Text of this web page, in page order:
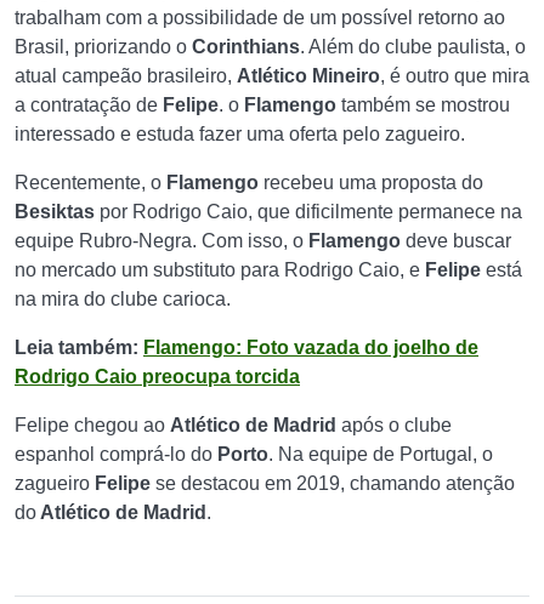
trabalham com a possibilidade de um possível retorno ao
Brasil, priorizando o Corinthians. Além do clube paulista, o
atual campeão brasileiro, Atlético Mineiro, é outro que mira
a contratação de Felipe. o Flamengo também se mostrou
interessado e estuda fazer uma oferta pelo zagueiro.
Recentemente, o Flamengo recebeu uma proposta do
Besiktas por Rodrigo Caio, que dificilmente permanece na
equipe Rubro-Negra. Com isso, o Flamengo deve buscar
no mercado um substituto para Rodrigo Caio, e Felipe está
na mira do clube carioca.
Leia também: Flamengo: Foto vazada do joelho de
Rodrigo Caio preocupa torcida
Felipe chegou ao Atlético de Madrid após o clube
espanhol comprá-lo do Porto. Na equipe de Portugal, o
zagueiro Felipe se destacou em 2019, chamando atenção
do Atlético de Madrid .